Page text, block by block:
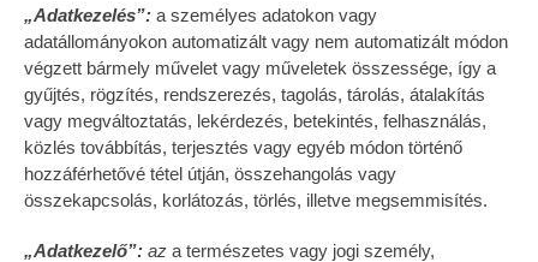
„Adatkezelés”: a személyes adatokon vagy
adatállományokon automatizált vagy nem automatizált módon
végzett bármely művelet vagy műveletek összessége, így a
gyűjtés, rögzítés, rendszerezés, tagolás, tárolás, átalakítás
vagy megváltoztatás, lekérdezés, betekintés, felhasználás,
közlés továbbítás, terjesztés vagy egyéb módon történő
hozzáférhetővé tétel útján, összehangolás vagy
összekapcsolás, korlátozás, törlés, illetve megsemmisítés.
„Adatkezelő”: az a természetes vagy jogi személy,